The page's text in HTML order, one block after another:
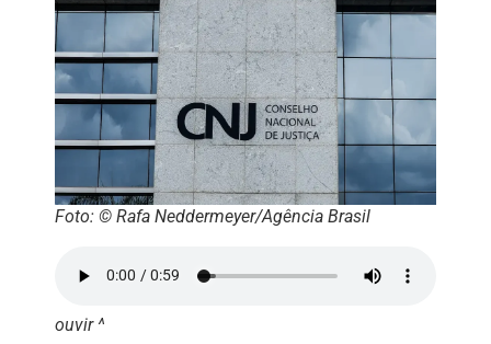
Foto: © Rafa Neddermeyer/Agência Brasil
ouvir ^